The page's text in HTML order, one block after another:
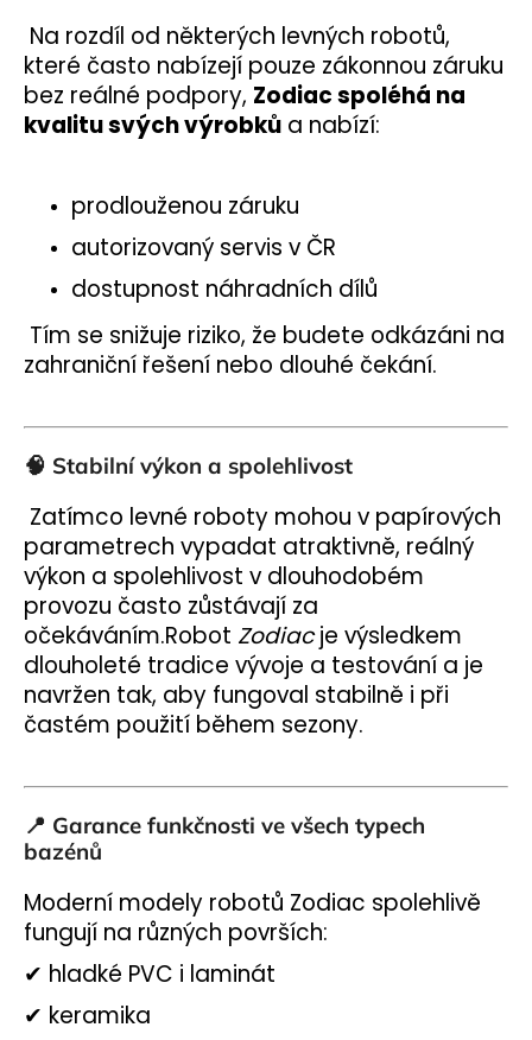
Na rozdíl od některých levných robotů,
které často nabízejí pouze zákonnou záruku
bez reálné podpory, Zodiac spoléhá na
kvalitu svých výrobků a nabízí:
prodlouženou záruku
autorizovaný servis v ČR
dostupnost náhradních dílů
Tím se snižuje riziko, že budete odkázáni na
zahraniční řešení nebo dlouhé čekání.
🧠 Stabilní výkon a spolehlivost
Zatímco levné roboty mohou v papírových
parametrech vypadat atraktivně, reálný
výkon a spolehlivost v dlouhodobém
provozu často zůstávají za
očekáváním.Robot Zodiacje výsledkem
dlouholeté tradice vývoje a testování a je
navržen tak, aby fungoval stabilně i při
častém použití během sezony.
📍 Garance funkčnosti ve všech typech
bazénů
Moderní modely robotů Zodiac spolehlivě
fungují na různých površích:
✔ hladké PVC i laminát
✔ keramika